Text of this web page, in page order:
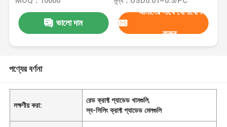
ভালো দাম
আমাদের সাথে যোগাযোগ
করুন
পণ্যের বর্ণনা
লক্ষণীয় করা:
রেড ক্রাফ্ট প্যাডেড খামগুলি,
স্ব-সিলিং ক্রাফ্ট প্যাডেড মেলগুলি